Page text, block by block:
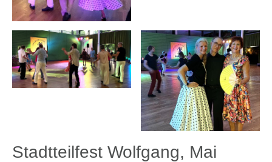
Stadtteilfest Wolfgang, Mai